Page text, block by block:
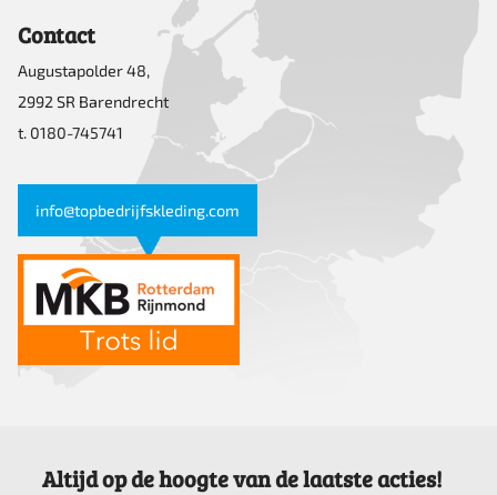
Contact
Augustapolder 48,
2992 SR Barendrecht
t. 0180-745741
info@topbedrijfskleding.com
Altijd op de hoogte van de laatste acties!